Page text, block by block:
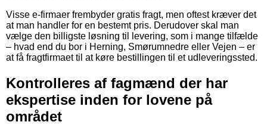
Visse e-firmaer frembyder gratis fragt, men oftest kræver det
at man handler for en bestemt pris. Derudover skal man
vælge den billigste løsning til levering, som i mange tilfælde
– hvad end du bor i Herning, Smørumnedre eller Vejen – er
at få fragtfirmaet til at køre bestillingen til et udleveringssted.
Kontrolleres af fagmænd der har
ekspertise inden for lovene på
området